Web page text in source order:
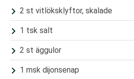
2 st vitlöksklyftor, skalade
1 tsk salt
2 st äggulor
1 msk dijonsenap